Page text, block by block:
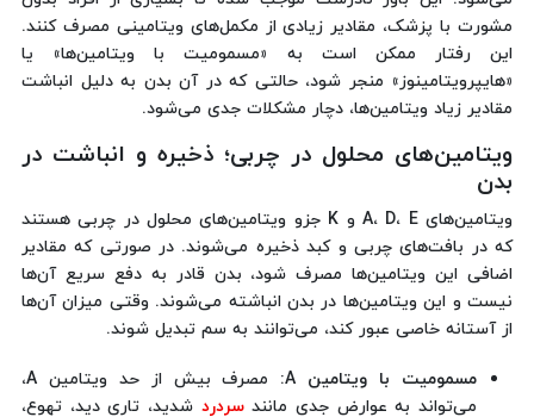
مشورت با پزشک، مقادیر زیادی از مکمل‌های ویتامینی مصرف کنند.
این رفتار ممکن است به «مسمومیت با ویتامین‌ها» یا
«هایپرویتامینوز» منجر شود، حالتی که در آن بدن به دلیل انباشت
مقادیر زیاد ویتامین‌ها، دچار مشکلات جدی می‌شود.
ویتامین‌های محلول در چربی؛ ذخیره و انباشت در
بدن
ویتامین‌های A، D، E و K جزو ویتامین‌های محلول در چربی هستند
که در بافت‌های چربی و کبد ذخیره می‌شوند. در صورتی که مقادیر
اضافی این ویتامین‌ها مصرف شود، بدن قادر به دفع سریع آن‌ها
نیست و این ویتامین‌ها در بدن انباشته می‌شوند. وقتی میزان آن‌ها
از آستانه خاصی عبور کند، می‌توانند به سم تبدیل شوند.
مسمومیت با ویتامین A
: مصرف بیش از حد ویتامین A،
می‌تواند به عوارض جدی مانندسردرد شدید، تاری دید، تهوع،